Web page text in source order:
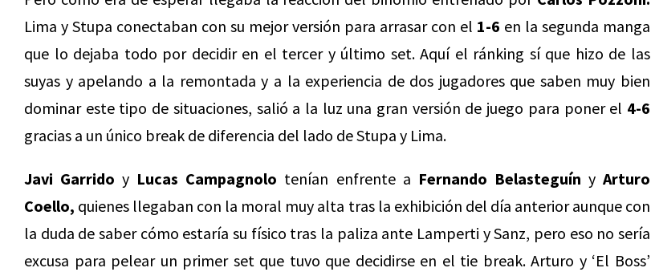
Lima y Stupa conectaban con su mejor versión para arrasar con el 1-6 en la segunda manga
que lo dejaba todo por decidir en el tercer y último set. Aquí el ránking sí que hizo de las
suyas y apelando a la remontada y a la experiencia de dos jugadores que saben muy bien
dominar este tipo de situaciones, salió a la luz una gran versión de juego para poner el 4-6
gracias a un único break de diferencia del lado de Stupa y Lima.
Javi Garrido y Lucas Campagnolo tenían enfrente a Fernando Belasteguín yArturo
Coello, quienes llegaban con la moral muy alta tras la exhibición del día anterior aunque con
la duda de saber cómo estaría su físico tras la paliza ante Lamperti y Sanz, pero eso no sería
excusa para pelear un primer set que tuvo que decidirse en el tie break. Arturo y ‘El Boss’